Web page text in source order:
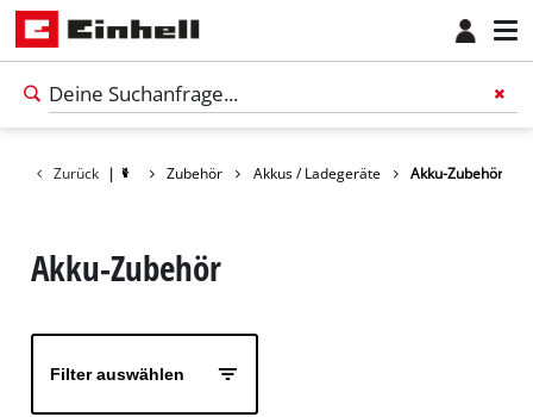
Zurück | Zubehör Akkus / Ladegeräte Akku-Zubehör
Akku-Zubehör
Filter auswählen